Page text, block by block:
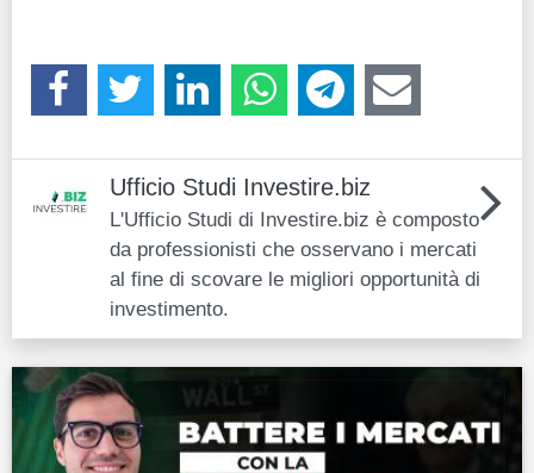
Ufficio Studi Investire.biz
L'Ufficio Studi di Investire.biz è composto
da professionisti che osservano i mercati
al fine di scovare le migliori opportunità di
investimento.